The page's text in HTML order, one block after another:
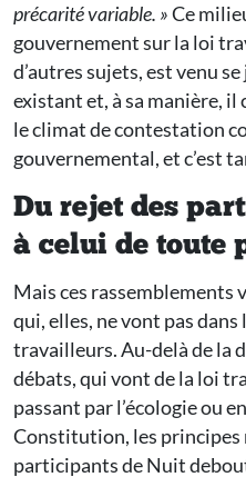
précarité variable. »Ce
gouvernement sur la loi
d’autres sujets, est venu
existant et, à sa manière,
le climat de contestation
gouvernemental, et c’est
Du rejet des
à celui de toute
Mais ces rassemblements
qui, elles, ne vont pas
travailleurs. Au-delà de la
débats, qui vont de la loi
passant par l’écologie ou
Constitution, les principes
participants de Nuit